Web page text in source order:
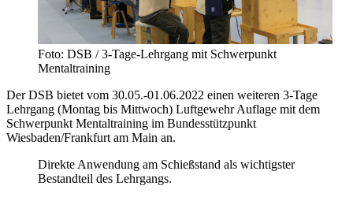
Foto: DSB / 3-Tage-Lehrgang mit Schwerpunkt
Mentaltraining
Der DSB bietet vom 30.05.-01.06.2022 einen weiteren 3-Tage
Lehrgang (Montag bis Mittwoch) Luftgewehr Auflage mit dem
Schwerpunkt Mentaltraining im Bundesstützpunkt
Wiesbaden/Frankfurt am Main an.
Direkte Anwendung am Schießstand als wichtigster
Bestandteil des Lehrgangs.